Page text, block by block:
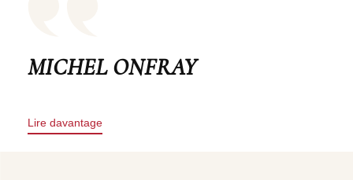
MICHEL ONFRAY
Lire davantage